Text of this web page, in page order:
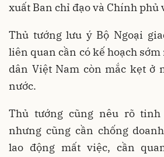
xuất Ban chỉ đạo và Chính phủ
Thủ tướng lưu ý Bộ Ngoại
liên quan cần có kế hoạch
dân Việt Nam còn mắc kẹt ở
nước.
Thủ tướng cũng nêu rõ
nhưng cũng cần chống
lao động mất việc, cần